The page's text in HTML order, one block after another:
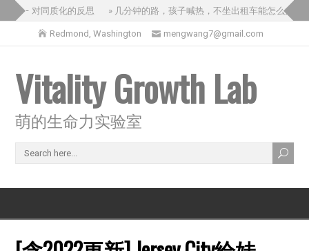
旅 – 对同质化的反思 » 几分钟的路，孩子喊热，不坐出租车能怎么办？
Redmond, Washington mengwang7@gmail.com
Vitality Growth Lab
萌的生命力实验室